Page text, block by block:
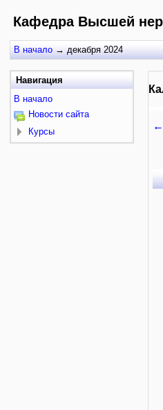
Кафедра Высшей
В начало → декабря 2024
←
Навигация
В начало
Новости сайта
Курсы